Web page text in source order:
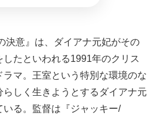
決意』は、ダイアナ元妃がその
たといわれる1991年のクリス
マ。王室という特別な環境のな
しく生きようとするダイアナ元
る。監督は『ジャッキー/